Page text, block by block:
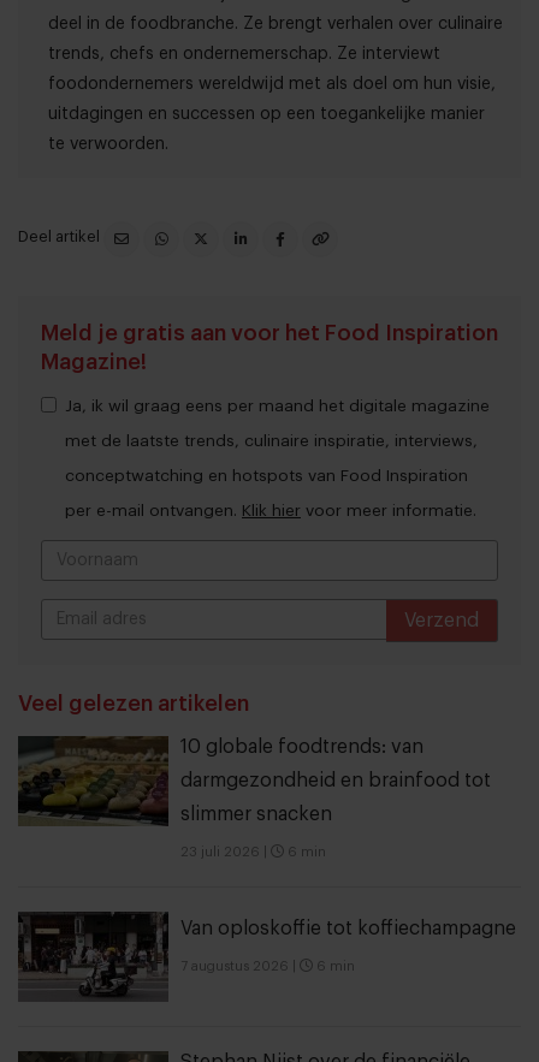
deel in de foodbranche. Ze brengt verhalen over culinaire
trends, chefs en ondernemerschap. Ze interviewt
foodondernemers wereldwijd met als doel om hun visie,
uitdagingen en successen op een toegankelijke manier
te verwoorden.
Deel artikel
Meld je gratis aan voor het Food Inspiration
Magazine!
Ja, ik wil graag eens per maand het digitale magazine
met de laatste trends, culinaire inspiratie, interviews,
conceptwatching en hotspots van Food Inspiration
per e-mail ontvangen. Klik hier voor meer informatie.
Verzend
Veel gelezen artikelen
10 globale foodtrends: van
darmgezondheid en brainfood tot
slimmer snacken
23 juli 2026 6 min
Van oploskoffie tot koffiechampagne
7 augustus 2026 6 min